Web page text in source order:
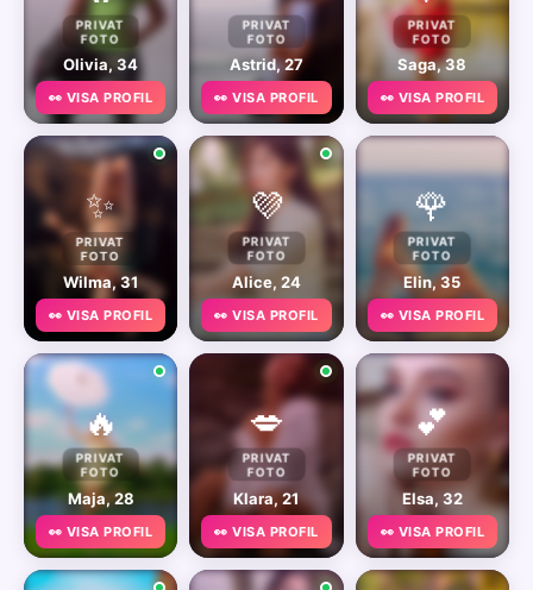
PRIVAT
FOTO
Olivia, 34
👀 VISA PROFIL
PRIVAT
FOTO
Astrid, 27
👀 VISA PROFIL
PRIVAT
FOTO
Saga, 38
👀 VISA PROFIL
✨
PRIVAT
FOTO
Wilma, 31
👀 VISA PROFIL
💜
PRIVAT
FOTO
Alice, 24
👀 VISA PROFIL
🌹
PRIVAT
FOTO
Elin, 35
👀 VISA PROFIL
🔥
PRIVAT
FOTO
Maja, 28
👀 VISA PROFIL
💋
PRIVAT
FOTO
Klara, 21
👀 VISA PROFIL
💕
PRIVAT
FOTO
Elsa, 32
👀 VISA PROFIL